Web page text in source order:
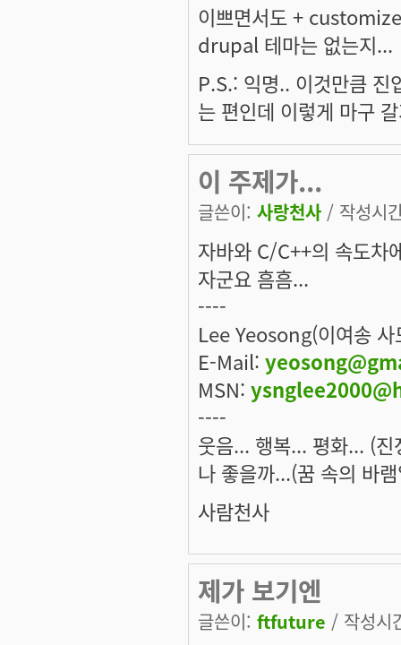
이쁘면서도 +
drupal 테마는 없는지...
P.S.: 익명.. 이것만큼 진
는 편인데 이렇게 마구
이 주제가...
글쓴이: 사랑천사 / 작성시
자바와 C/C++의 속도차
자군요 흠흠...
----
Lee Yeosong(이여송 사
E-Mail:
MSN:
----
웃음... 행복... 평화... (
나 좋을까...(꿈 속의 바
사람천사
제가 보기엔
글쓴이: ftfuture / 작성시